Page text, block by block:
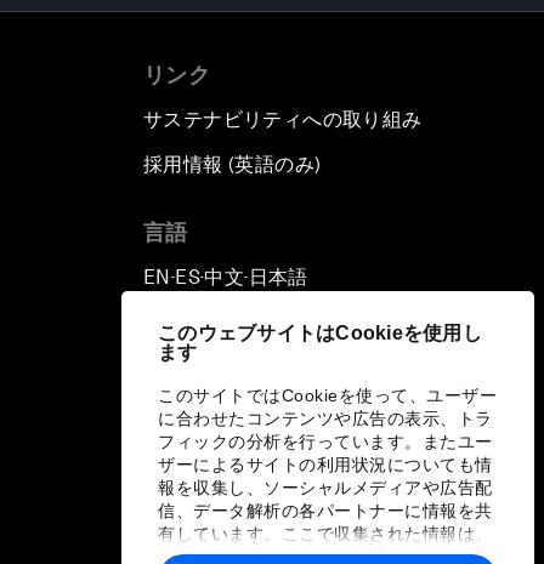
このウェブサイトはCookieを使用し
ます
このサイトではCookieを使って、ユーザー
に合わせたコンテンツや広告の表示、トラ
フィックの分析を行っています。またユー
ザーによるサイトの利用状況についても情
報を収集し、ソーシャルメディアや広告配
信、データ解析の各パートナーに情報を共
有しています。ここで収集された情報は、
ユーザーが各パートナーに提供した他の情
リンク
サステナビリティへの取り組み
採用情報 (英語のみ)
言語
EN ▪ES▪中文▪ 日本語